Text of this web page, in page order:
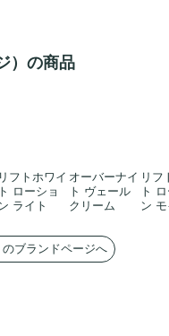
）の商品
リフトホワイ
ト ローショ
ライト
オーバーナイ
ト ヴェール
クリーム
リフ
ト
ン
ブランドページへ